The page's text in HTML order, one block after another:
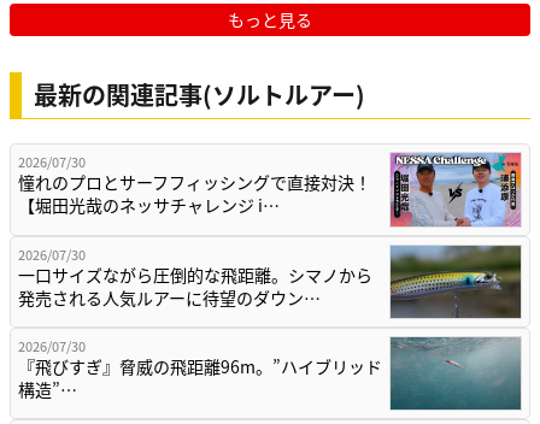
もっと見る
最新の関連記事(ソルトルアー)
2026/07/30
憧れのプロとサーフフィッシングで直接対決！
【堀田光哉のネッサチャレンジ i…
2026/07/30
一口サイズながら圧倒的な飛距離。シマノから
発売される人気ルアーに待望のダウン…
2026/07/30
『飛びすぎ』脅威の飛距離96m。”ハイブリッド
構造”…